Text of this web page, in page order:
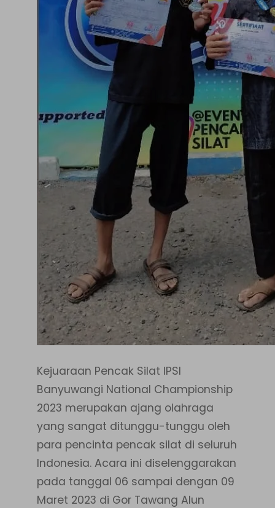
Kejuaraan Pencak Silat IPSI
Banyuwangi National Championship
2023 merupakan ajang olahraga
yang sangat ditunggu-tunggu oleh
para pencinta pencak silat di seluruh
Indonesia. Acara ini diselenggarakan
pada tanggal 06 sampai dengan 09
Maret 2023 di Gor Tawang Alun